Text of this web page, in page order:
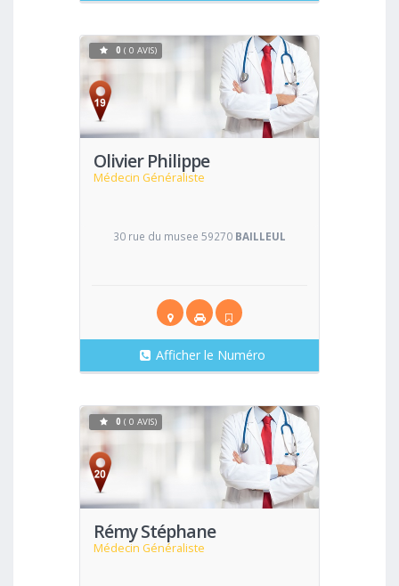
Olivier Philippe
Médecin Généraliste
Voir
0 ( 0 AVIS)
30 rue du musee 59270 BAILLEUL
Afficher le Numéro
Rémy Stéphane
Médecin Généraliste
Voir
0 ( 0 AVIS)